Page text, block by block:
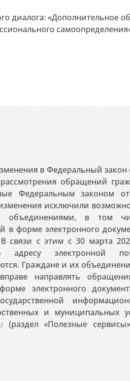
диалога: «Дополнительное
в Федеральный закон
обращений
Федеральным законом
исключили
объединениями, в том
форме электронного
связи с этим с 30 марта
адресу электронной
Граждане и их
направлять
электронного
и муниципальных
(раздел «Полезные